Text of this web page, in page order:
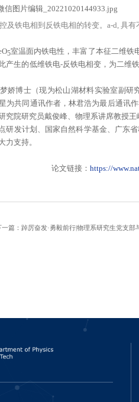
及铁电相到反铁电相的转变。a-d, 具
5室温面内铁电性，丰富了本征二维铁
产生的低维铁电-反铁电相变，为二维
娇博士（现为松山湖材料实验室副
为共同通讯作者，林君浩为最后通讯
究院研究员戴俊峰、物理系讲席教授王
研发计划、国家自然科学基金、广东
力支持。
论文链接：https://
一篇：踔厉奋发·勇毅前行|物理系研究生党支